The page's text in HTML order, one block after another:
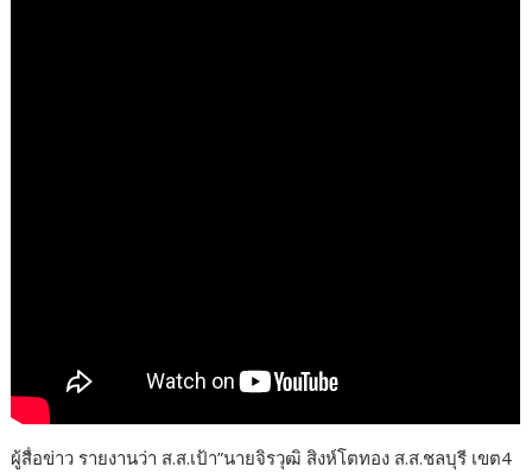
ผู้สื่อข่าว รายงานว่า ส.ส.เป้า”นายจิรวุฒิ สิงห์โตทอง ส.ส.ชลบุรี เขต4